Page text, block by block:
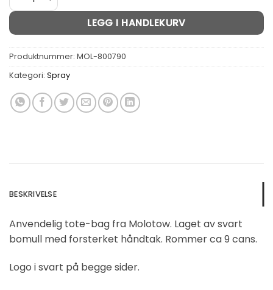
LEGG I HANDLEKURV
Produktnummer: MOL-800790
Kategori: Spray
BESKRIVELSE
Anvendelig tote-bag fra Molotow. Laget av svart
bomull med forsterket håndtak. Rommer ca 9 cans.
Logo i svart på begge sider.